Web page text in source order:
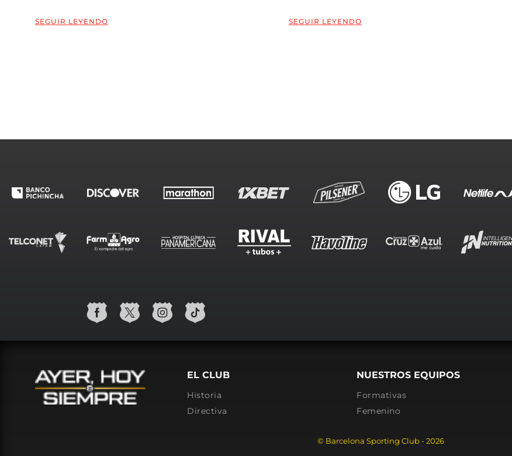
SEGUIR LEYENDO SEGUIR LEYENDO
EL CLUB
Historia
Directiva
NUESTROS EQUIPOS
Formativas
Femenino
© Barcelona Sporting Club - 2026